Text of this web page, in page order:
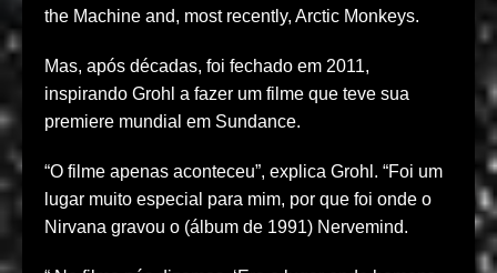
the Machine and, most recently, Arctic Monkeys.
Mas, após décadas, foi fechado em 2011,
inspirando Grohl a fazer um filme que teve sua
premiere mundial em Sundance.
“O filme apenas aconteceu”, explica Grohl. “Foi um
lugar muito especial para mim, por que foi onde o
Nirvana gravou o (álbum de 1991) Nervemind.